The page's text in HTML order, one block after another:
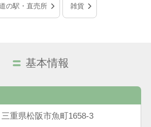
の駅・直売所 雑貨
基本情報
重県松阪市魚町1658-3